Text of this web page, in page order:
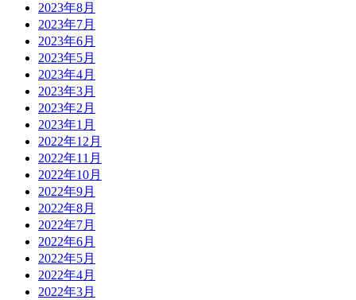
2023年8月
2023年7月
2023年6月
2023年5月
2023年4月
2023年3月
2023年2月
2023年1月
2022年12月
2022年11月
2022年10月
2022年9月
2022年8月
2022年7月
2022年6月
2022年5月
2022年4月
2022年3月